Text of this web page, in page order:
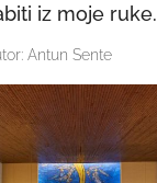
iz moje ruke.
Antun Sente